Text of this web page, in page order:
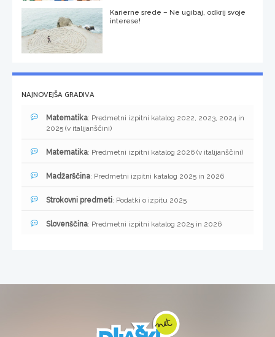
Karierne srede – Ne ugibaj, odkrij svoje
interese!
NAJNOVEJŠA GRADIVA
Matematika: Predmetni izpitni katalog 2022, 2023, 2024 in
2025 (v italijanščini)
Matematika: Predmetni izpitni katalog 2026 (v italijanščini)
Madžarščina: Predmetni izpitni katalog 2025 in 2026
Strokovni predmeti: Podatki o izpitu 2025
Slovenščina: Predmetni izpitni katalog 2025 in 2026